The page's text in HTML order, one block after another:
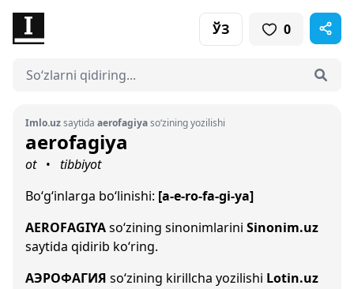
ЎЗ 0
Imlo.uzsaytida aerofagiyaso‘zining yozilishi
aerofagiya
ot •
tibbiyot
Bo‘g‘inlarga bo‘linishi: [a-e-ro-fa-gi-ya]
AEROFAGIYAso‘zining sinonimlarini Sinonim.uz
saytida qidirib ko‘ring.
АЭРОФАГИЯ so‘zining kirillcha yozilishi Lotin.uz